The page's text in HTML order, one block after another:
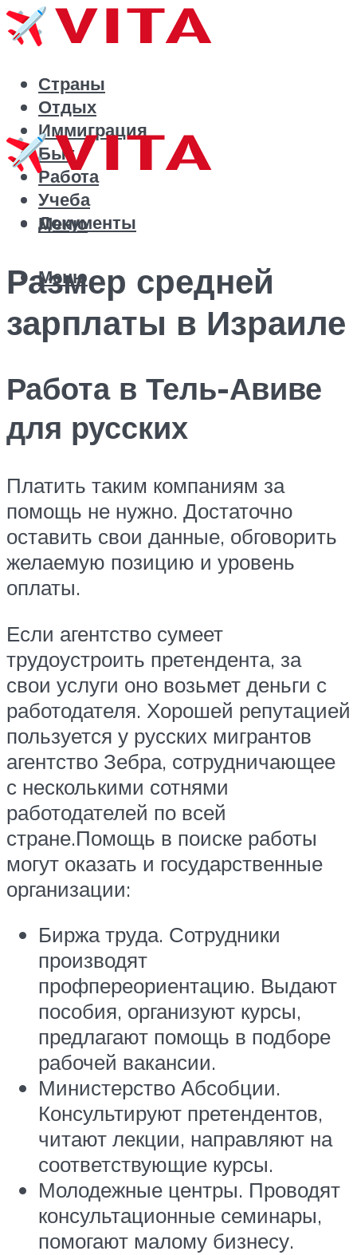
Страны
Отдых
Иммиграция
Быт
Работа
Учеба
Документы
Меню
Меню
Размер средней
зарплаты в Израиле
Работа в Тель-Авиве
для русских
Платить таким компаниям за
помощь не нужно. Достаточно
оставить свои данные, обговорить
желаемую позицию и уровень
оплаты.
Если агентство сумеет
трудоустроить претендента, за
свои услуги оно возьмет деньги с
работодателя. Хорошей репутацией
пользуется у русских мигрантов
агентство Зебра, сотрудничающее
с несколькими сотнями
работодателей по всей
стране.Помощь в поиске работы
могут оказать и государственные
организации:
Биржа труда. Сотрудники
производят
профпереориентацию. Выдают
пособия, организуют курсы,
предлагают помощь в подборе
рабочей вакансии.
Министерство Абсобции.
Консультируют претендентов,
читают лекции, направляют на
соответствующие курсы.
Молодежные центры. Проводят
консультационные семинары,
помогают малому бизнесу.